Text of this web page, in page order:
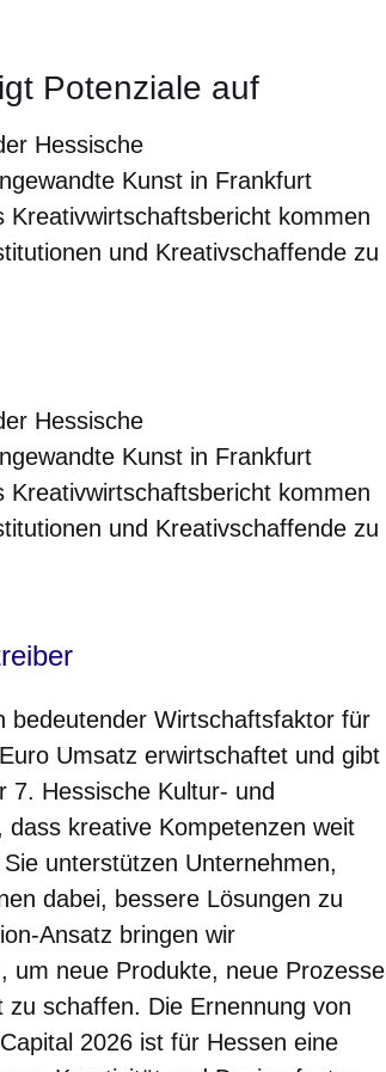
Potenziale auf
Hessische
Kunst in Frankfurt
kommen
und Kreativschaffende zu
Hessische
Kunst in Frankfurt
kommen
und Kreativschaffende zu
bedeutender Wirtschaftsfaktor für
Umsatz erwirtschaftet und gibt
7. Hessische Kultur- und
kreative Kompetenzen weit
unterstützen Unternehmen,
dabei, bessere Lösungen zu
Ansatz bringen wir
um neue Produkte, neue Prozesse
schaffen. Die Ernennung von
2026 ist für Hessen eine